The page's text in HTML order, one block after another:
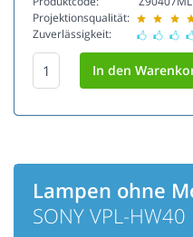
Projektionsqualität:
Zuverlässigkeit:
Lampen ohne
SONY VPL-HW40